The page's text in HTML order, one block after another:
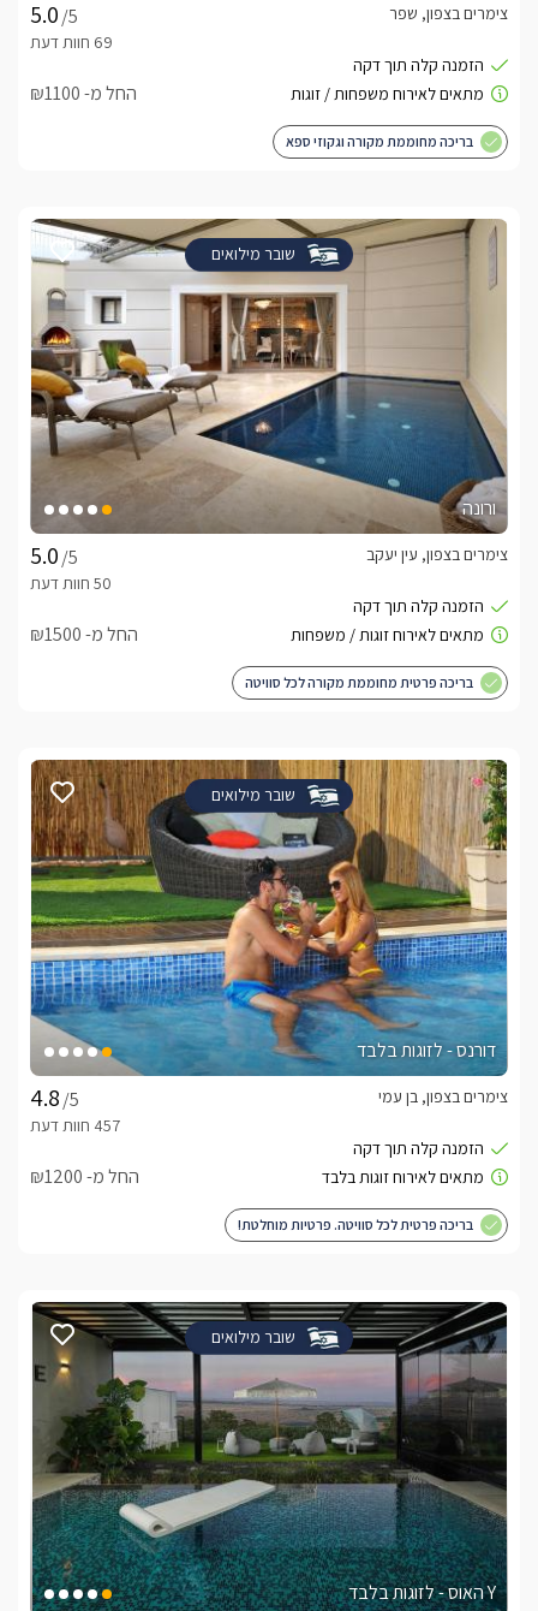
/5 צימרים בצפון, שפר
החל מ- ₪1100
בריכה מחוממת מקורה וגקוזי ספא
שובר מילואים
ורונה
/5
צימרים בצפון, עין יעקב
החל מ- ₪1500
בריכה פרטית מחוממת מקורה לכל סוויטה
שובר מילואים
דורנס - לזוגות בלבד
/5
צימרים בצפון, בן עמי
החל מ- ₪1200
בריכה פרטית לכל סוויטה. פרטיות מוחלטת!
שובר מילואים
Y האוס - לזוגות בלבד